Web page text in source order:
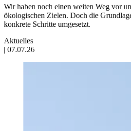
Wir haben noch einen weiten Weg vor
ökologischen Zielen. Doch die
konkrete Schritte umgesetzt.
Aktuelles
| 07.07.26